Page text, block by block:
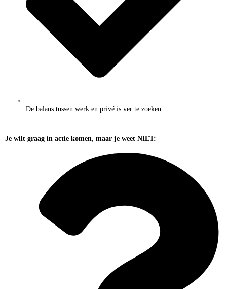
De balans tussen werk en privé is ver te zoeken
Je wilt graag in actie komen, maar je weet NIET: